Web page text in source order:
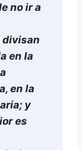
no ir a
divisan
en la
en la
y
es